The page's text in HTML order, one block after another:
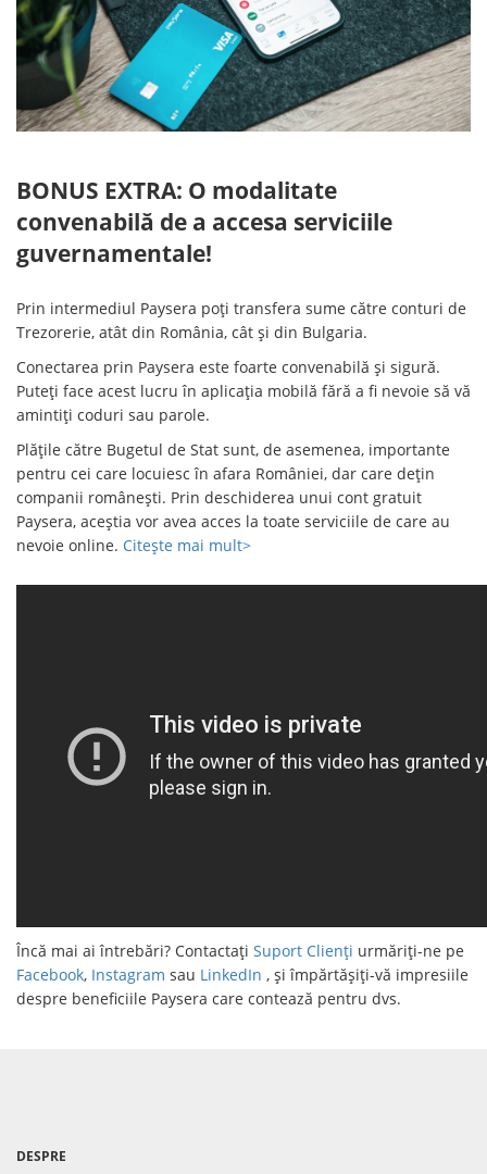
BONUS EXTRA: O modalitate
convenabilă de a accesa serviciile
guvernamentale!
Prin intermediul Paysera poți transfera sume către conturi de
Trezorerie, atât din România, cât și din Bulgaria.
Conectarea prin Paysera este foarte convenabilă și sigură.
Puteți face acest lucru în aplicația mobilă fără a fi nevoie să vă
amintiți coduri sau parole.
Plățile către Bugetul de Stat sunt, de asemenea, importante
pentru cei care locuiesc în afara României, dar care dețin
companii românești. Prin deschiderea unui cont gratuit
Paysera, aceștia vor avea acces la toate serviciile de care au
nevoie online. Citește mai mult>
Încă mai ai întrebări? Contactați Suport Clienți urmăriți-ne pe
Facebook, Instagram sau LinkedIn , și împărtășiți-vă impresiile
despre beneficiile Paysera care contează pentru dvs.
DESPRE